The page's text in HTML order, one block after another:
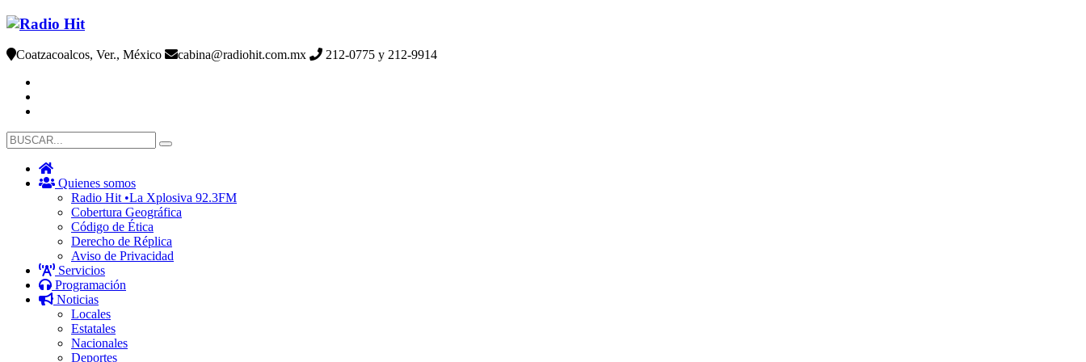
Coatzacoalcos, Ver., México cabina@radiohit.com.mx 212-0775 y 212-9914
Quienes somos
Radio Hit •La Xplosiva 92.3FM
Cobertura Geográfica
Código de Ética
Derecho de Réplica
Aviso de Privacidad
Servicios
Programación
Noticias
Locales
Estatales
Nacionales
Deportes